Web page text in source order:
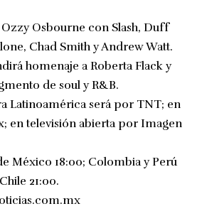
Osbourne con Slash, Duff
Chad Smith y Andrew Watt.
homenaje a Roberta Flack y
de soul y R&B.
Latinoamérica será por TNT; en
en televisión abierta por Imagen
México 18:00; Colombia y Perú
21:00.